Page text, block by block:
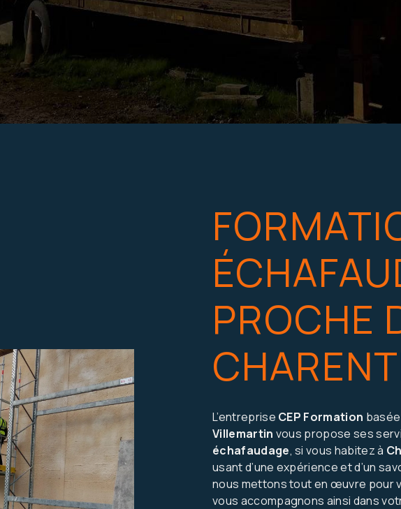
PROCHE
L’entreprise CEP Formation
Villemartin vous propose ses
échafaudage, si vous habitez à
usant d’une expérience et d’un
nous mettons tout en œuvre pour
vous accompagnons ainsi dans